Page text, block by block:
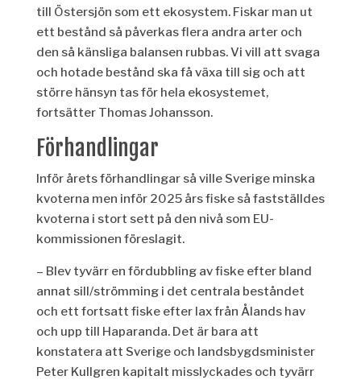
till Östersjön som ett ekosystem. Fiskar man ut
ett bestånd så påverkas flera andra arter och
den så känsliga balansen rubbas. Vi vill att svaga
och hotade bestånd ska få växa till sig och att
större hänsyn tas för hela ekosystemet,
fortsätter Thomas Johansson.
Förhandlingar
Inför årets förhandlingar så ville Sverige minska
kvoterna men inför 2025 års fiske så fastställdes
kvoterna i stort sett på den nivå som EU-
kommissionen föreslagit.
– Blev tyvärr en fördubbling av fiske efter bland
annat sill/strömming i det centrala beståndet
och ett fortsatt fiske efter lax från Ålands hav
och upp till Haparanda. Det är bara att
konstatera att Sverige och landsbygdsminister
Peter Kullgren kapitalt misslyckades och tyvärr